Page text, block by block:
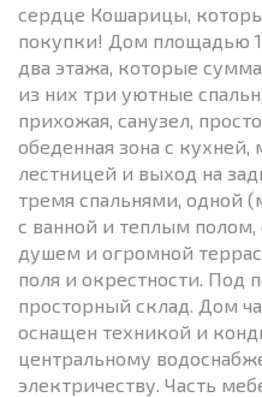
сердце Кошарицы,
покупки! Дом площадью
два этажа, которые
из них три уютные
прихожая, санузел,
обеденная зона с кухней,
лестницей и выход на
тремя спальнями, одной
с ванной и теплым
душем и огромной
поля и окрестности.
просторный склад. Дом
оснащен техникой и
центральному
электричеству. Часть